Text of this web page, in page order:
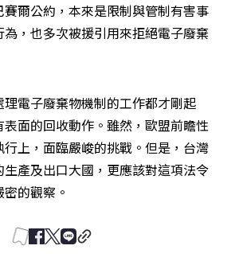
爾公約，本來是限制與管制有害事
，也多次被援引用來拒絕電子廢棄
電子廢棄物機制的工作都才剛起
面的回收動作。雖然，歐盟前瞻性
上，面臨嚴峻的挑戰。但是，台灣
產及出口大國，更應該對這項法令
的觀察。